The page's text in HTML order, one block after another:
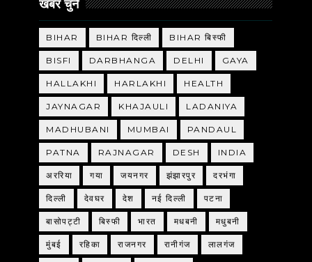
खबर चुने
BIHAR BIHAR दिल्ली BIHAR बिस्फी
BISFI DARBHANGA DELHI GAYA
HALLAKHI HARLAKHI HEALTH
JAYNAGAR KHAJAULI LADANIYA
MADHUBANI MUMBAI PANDAUL
PATNA RAJNAGAR DESH INDIA
अररिया गया जयनगर झंझारपुर दरभंगा
दिल्ली देवघर देश नई दिल्ली पटना
बासोपट्टी बिस्फी भारत मधबनी मधुबनी
मुंबई रहिका राजनगर रानीगंज लालगंज